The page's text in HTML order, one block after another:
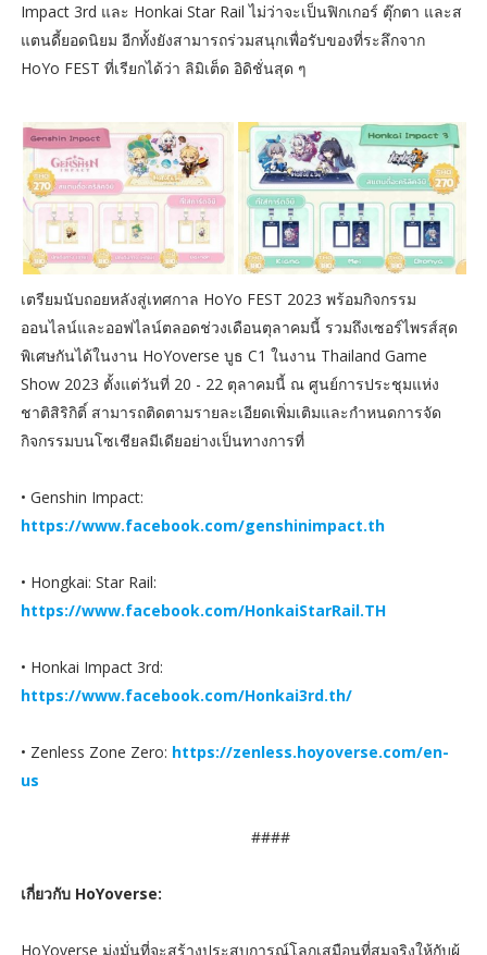
Impact 3rd และ Honkai Star Rail ไม่ว่าจะเป็นฟิกเกอร์ ตุ๊กตา และส
แตนดี้ยอดนิยม อีกทั้งยังสามารถร่วมสนุกเพื่อรับของที่ระลึกจาก
HoYo FEST ที่เรียกได้ว่า ลิมิเต็ด อิดิชั่นสุด ๆ
เตรียมนับถอยหลังสู่เทศกาล HoYo FEST 2023 พร้อมกิจกรรม
ออนไลน์และออฟไลน์ตลอดช่วงเดือนตุลาคมนี้ รวมถึงเซอร์ไพรส์สุด
พิเศษกันได้ในงาน HoYoverse บูธ C1 ในงาน Thailand Game
Show 2023 ตั้งแต่วันที่ 20 - 22 ตุลาคมนี้ ณ ศูนย์การประชุมแห่ง
ชาติสิริกิติ์ สามารถติดตามรายละเอียดเพิ่มเติมและกำหนดการจัด
กิจกรรมบนโซเชียลมีเดียอย่างเป็นทางการที่
• Genshin Impact:
https://www.facebook.com/genshinimpact.th
• Hongkai: Star Rail:
https://www.facebook.com/HonkaiStarRail.TH
• Honkai Impact 3rd:
https://www.facebook.com/Honkai3rd.th/
• Zenless Zone Zero: https://zenless.hoyoverse.com/en-
us
####
เกี่ยวกับ HoYoverse:
HoYoverse มุ่งมั่นที่จะสร้างประสบการณ์โลกเสมือนที่สมจริงให้กับผู้